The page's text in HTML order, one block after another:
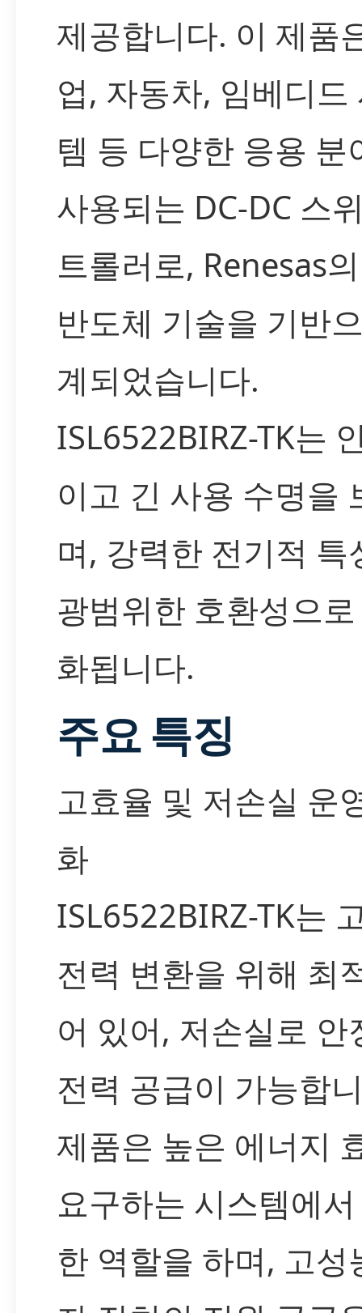
제공합니다. 이 제품
업, 자동차, 임베디드
템 등 다양한 응용 분
사용되는 DC-DC 스
트롤러로, Renesas
반도체 기술을 기반
계되었습니다.
ISL6522BIRZ-TK는
이고 긴 사용 수명을
며, 강력한 전기적 특
광범위한 호환성으
화됩니다.
주요 특징
고효율 및 저손실 운
화
ISL6522BIRZ-TK는
전력 변환을 위해 최
어 있어, 저손실로 안
전력 공급이 가능합
제품은 높은 에너지
요구하는 시스템에
한 역할을 하며, 고성